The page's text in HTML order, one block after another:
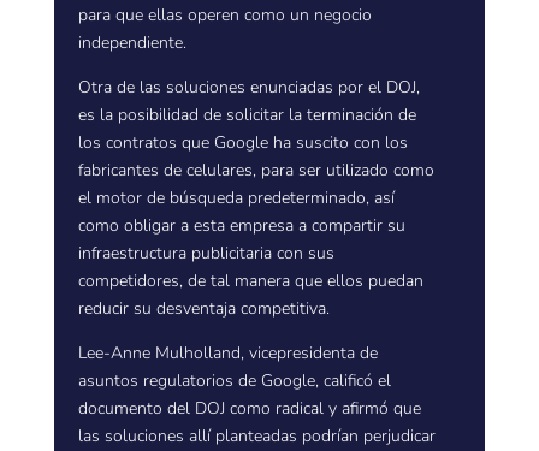
para que ellas operen como un negocio
independiente.
Otra de las soluciones enunciadas por el DOJ,
es la posibilidad de solicitar la terminación de
los contratos que Google ha suscito con los
fabricantes de celulares, para ser utilizado como
el motor de búsqueda predeterminado, así
como obligar a esta empresa a compartir su
infraestructura publicitaria con sus
competidores, de tal manera que ellos puedan
reducir su desventaja competitiva.
Lee-Anne Mulholland, vicepresidenta de
asuntos regulatorios de Google, calificó el
documento del DOJ como radical y afirmó que
las soluciones allí planteadas podrían perjudicar